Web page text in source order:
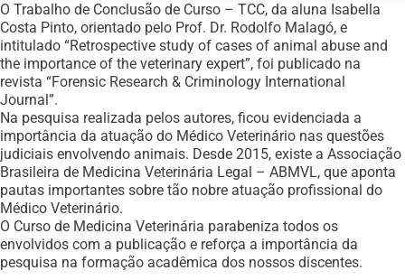
O Trabalho de Conclusão de Curso – TCC, da aluna Isabella
Costa Pinto, orientado pelo Prof. Dr. Rodolfo Malagó, e
intitulado “Retrospective study of cases of animal abuse and
the importance of the veterinary expert”, foi publicado na
revista “Forensic Research & Criminology International
Journal”.
Na pesquisa realizada pelos autores, ficou evidenciada a
importância da atuação do Médico Veterinário nas questões
judiciais envolvendo animais. Desde 2015, existe a Associação
Brasileira de Medicina Veterinária Legal – ABMVL, que aponta
pautas importantes sobre tão nobre atuação profissional do
Médico Veterinário.
O Curso de Medicina Veterinária parabeniza todos os
envolvidos com a publicação e reforça a importância da
pesquisa na formação acadêmica dos nossos discentes.